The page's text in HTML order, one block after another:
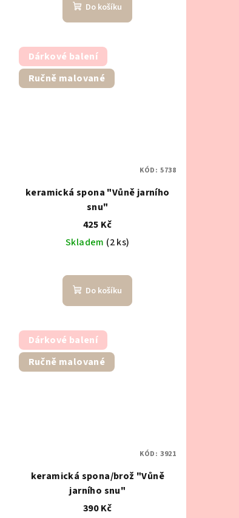
Do košíku
Dárkové balení
Ručně malované
keramická spona "Vůně jarního
snu"
425 Kč
Skladem (2 ks)
Do košíku
KÓD: 5738
Dárkové balení
Ručně malované
keramická spona/brož "Vůně
jarního snu"
390 Kč
KÓD: 3921